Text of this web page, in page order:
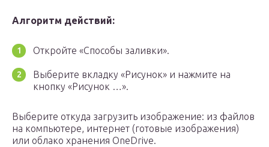
Алгоритм действий:
Откройте «Способы заливки».
Выберите вкладку «Рисунок» и нажмите на
кнопку «Рисунок …».
Выберите откуда загрузить изображение: из файлов
на компьютере, интернет (готовые изображения)
или облако хранения OneDrive.